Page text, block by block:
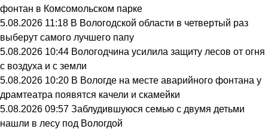
фонтан в Комсомольском парке
5.08.2026 11:18 В Вологодской области в четвертый раз
выберут самого лучшего папу
5.08.2026 10:44 Вологодчина усилила защиту лесов от огня
с воздуха и с земли
5.08.2026 10:20 В Вологде на месте аварийного фонтана у
драмтеатра появятся качели и скамейки
5.08.2026 09:57 Заблудившуюся семью с двумя детьми
нашли в лесу под Вологдой